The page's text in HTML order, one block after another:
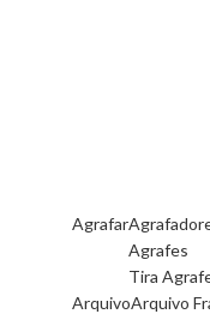
Agrafar
Agrafes
Tira
ArquivoArquivo